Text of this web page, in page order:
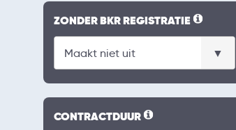
ZONDER BKR REGISTRATIE
CONTRACTDUUR